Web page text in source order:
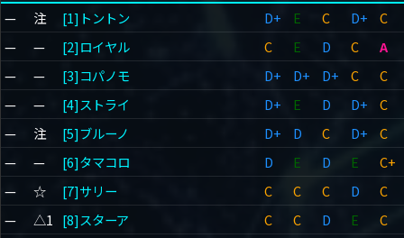
—
注 [1]トントン D+ E C D+
C
—
— [2]ロイヤル C E D C
A
—
— [3]コパノモ D+ D+ D+ C
C
—
— [4]ストライ D+ E D D+
C
—
注 [5]ブルーノ D+ D C D+
C
—
— [6]タマコロ D E D E
C+
—
☆ [7]サリー C C C D
C
—
△1 [8]スターア C C D E
C